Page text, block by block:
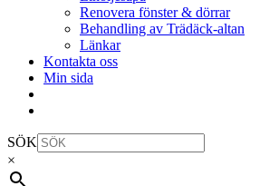
Renovera fönster & dörrar
Behandling av Trädäck-altan
Länkar
Kontakta oss
Min sida
SÖK
×